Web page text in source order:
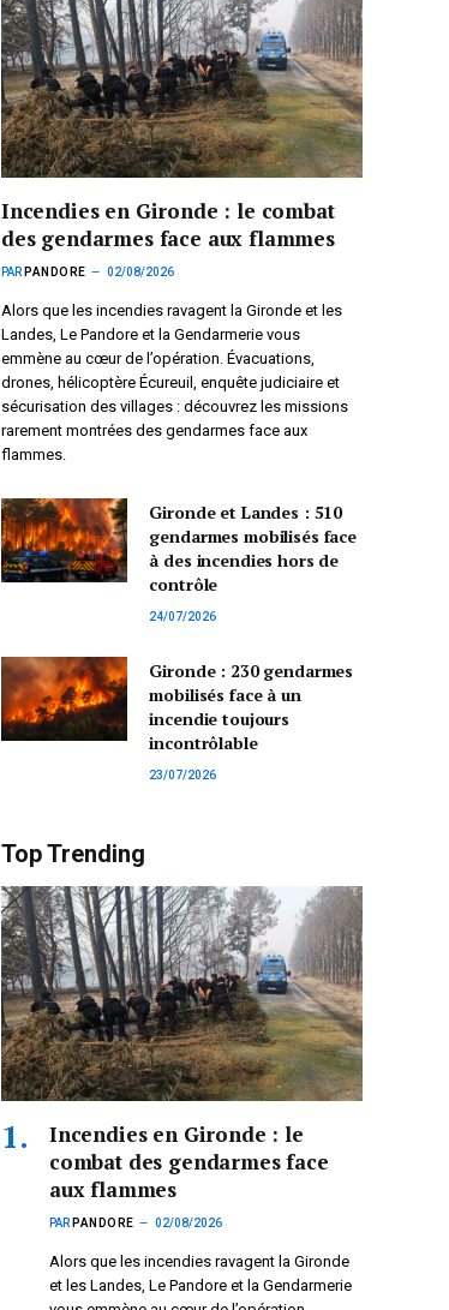
Incendies en Gironde : le combat
des gendarmes face aux flammes
PAR PANDORE 02/08/2026
Alors que les incendies ravagent la Gironde et les
Landes, Le Pandore et la Gendarmerie vous
emmène au cœur de l’opération. Évacuations,
drones, hélicoptère Écureuil, enquête judiciaire et
sécurisation des villages : découvrez les missions
rarement montrées des gendarmes face aux
flammes.
Gironde et Landes : 510
gendarmes mobilisés face
à des incendies hors de
contrôle
24/07/2026
Gironde : 230 gendarmes
mobilisés face à un
incendie toujours
incontrôlable
23/07/2026
Top Trending
Incendies en Gironde : le
combat des gendarmes face
aux flammes
PAR PANDORE 02/08/2026
Alors que les incendies ravagent la Gironde
et les Landes, Le Pandore et la Gendarmerie